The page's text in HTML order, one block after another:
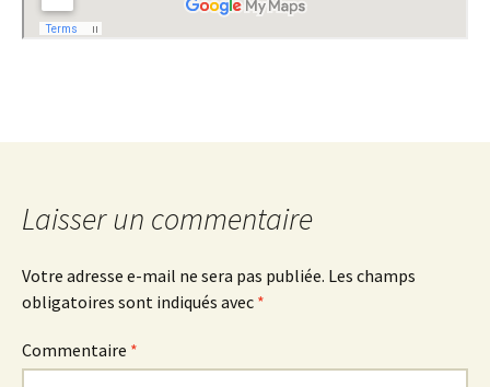
Laisser un commentaire
Votre adresse e-mail ne sera pas publiée. Les champs
obligatoires sont indiqués avec *
Commentaire *